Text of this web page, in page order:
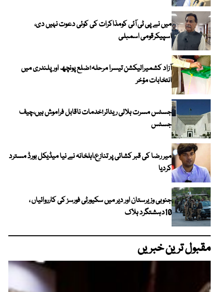
میں نے پی ٹی آئی کومذاکرات کی کوئی دعوت نہیں دی،
اسپیکرقومی اسمبلی
آزاد کشمیرالیکشن تیسرا مرحلہ؛ضلع پونچھ اور پلندری میں
انتخابات مؤخر
جسٹس مسرت ہلالی ریٹائر؛خدمات ناقابل فراموش ہیں،چیف
جسٹس
میر رضا کی قبر کشائی پر تنازع،اہلخانہ نے نیا میڈیکل بورڈ مسترد
کردیا
جنوبی وزیرستان اور دیر میں سکیورٹی فورسز کی کارروائیاں ،
10دہشتگرد ہلاک
مقبول ترین خبریں